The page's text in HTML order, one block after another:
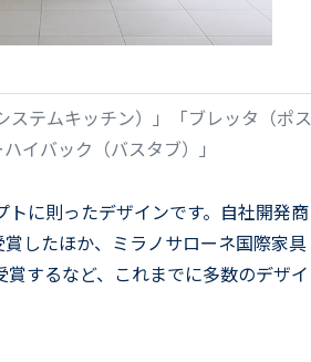
テムキッチン）」「ブレッタ（ポス
イバック（バスタブ）」
に則ったデザインです。自社開発商
したほか、ミラノサローネ国際家具
するなど、これまでに多数のデザイ